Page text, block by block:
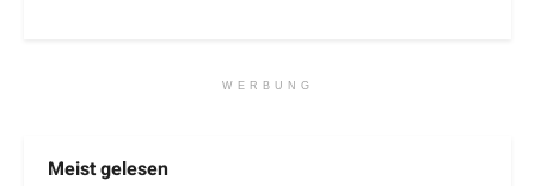
WERBUNG
Meist gelesen